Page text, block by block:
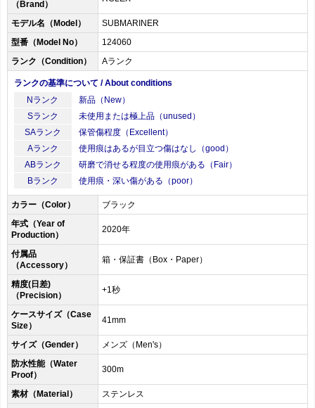
（Brand）
モデル名（Model）
SUBMARINER
型番（Model No）
124060
ランク（Condition）
Aランク
ランクの基準について / About conditions
Nランク
新品（New）
Sランク
未使用または極上品（unused）
SAランク
保管傷程度（Excellent）
Aランク
使用痕はあるが目立つ傷はなし（good）
ABランク
研磨で消せる程度の使用痕がある（Fair）
Bランク
使用痕・深い傷がある（poor）
カラー（Color）
ブラック
年式（Year of
Production）
2020年
付属品
（Accessory）
箱・保証書（Box・Paper）
精度(日差)
（Precision）
+1秒
ケースサイズ（Case
Size）
41mm
サイズ（Gender）
メンズ（Men's）
防水性能（Water
Proof）
300m
素材（Material）
ステンレス